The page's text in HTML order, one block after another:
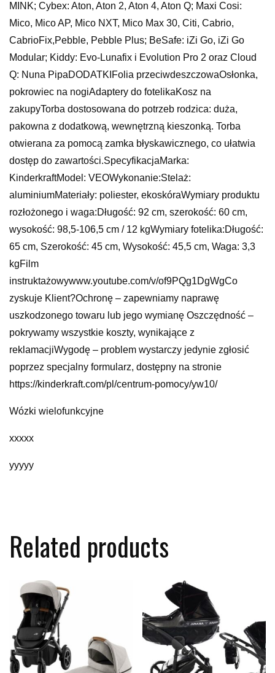
MINK; Cybex: Aton, Aton 2, Aton 4, Aton Q; Maxi Cosi:
Mico, Mico AP, Mico NXT, Mico Max 30, Citi, Cabrio,
CabrioFix,Pebble, Pebble Plus; BeSafe: iZi Go, iZi Go
Modular; Kiddy: Evo-Lunafix i Evolution Pro 2 oraz Cloud
Q: Nuna PipaDODATKIFolia przeciwdeszczowaOsłonka,
pokrowiec na nogiAdaptery do fotelikaKosz na
zakupyTorba dostosowana do potrzeb rodzica: duża,
pakowna z dodatkową, wewnętrzną kieszonką. Torba
otwierana za pomocą zamka błyskawicznego, co ułatwia
dostęp do zawartości.SpecyfikacjaMarka:
KinderkraftModel: VEOWykonanie:Stelaż:
aluminiumMateriały: poliester, ekoskóraWymiary produktu
rozłożonego i waga:Długość: 92 cm, szerokość: 60 cm,
wysokość: 98,5-106,5 cm / 12 kgWymiary fotelika:Długość:
65 cm, Szerokość: 45 cm, Wysokość: 45,5 cm, Waga: 3,3
kgFilm
instruktażowywww.youtube.com/v/of9PQg1DgWgCo
zyskuje Klient?Ochronę – zapewniamy naprawę
uszkodzonego towaru lub jego wymianę Oszczędność –
pokrywamy wszystkie koszty, wynikające z
reklamacjiWygodę – problem wystarczy jedynie zgłosić
poprzez specjalny formularz, dostępny na stronie
https://kinderkraft.com/pl/centrum-pomocy/yw10/
Wózki wielofunkcyjne
xxxxx
yyyyy
Related products